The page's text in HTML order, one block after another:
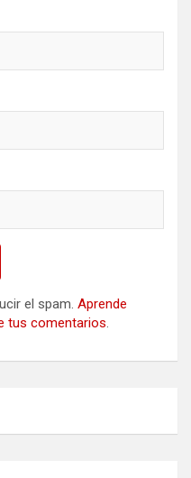
el spam. Aprende
tus comentarios.